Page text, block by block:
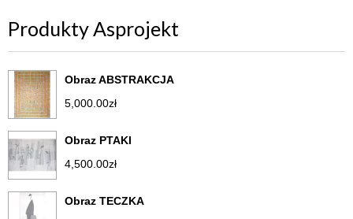
Produkty Asprojekt
Obraz ABSTRAKCJA
5,000.00zł
Obraz PTAKI
4,500.00zł
Obraz TECZKA